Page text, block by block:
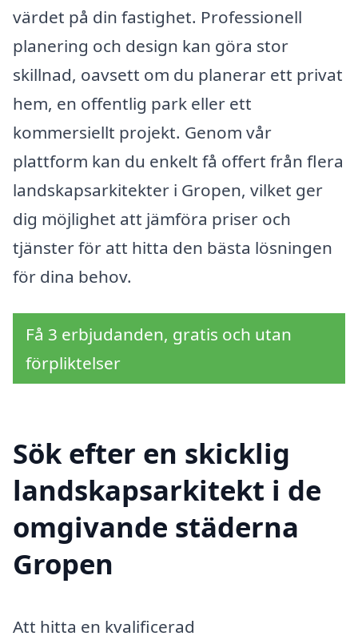
värdet på din fastighet. Professionell
planering och design kan göra stor
skillnad, oavsett om du planerar ett privat
hem, en offentlig park eller ett
kommersiellt projekt. Genom vår
plattform kan du enkelt få offert från flera
landskapsarkitekter i Gropen, vilket ger
dig möjlighet att jämföra priser och
tjänster för att hitta den bästa lösningen
för dina behov.
Få 3 erbjudanden, gratis och utan
förpliktelser
Sök efter en skicklig
landskapsarkitekt i de
omgivande städerna
Gropen
Att hitta en kvalificerad